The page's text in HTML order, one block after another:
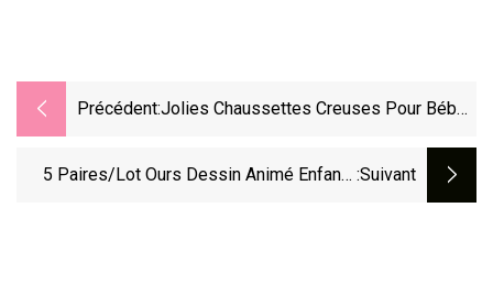
Précédent:Jolies Chaussettes Creuses Pour Bébés
5 Paires/lot Ours Dessin Animé Enfants :suivant